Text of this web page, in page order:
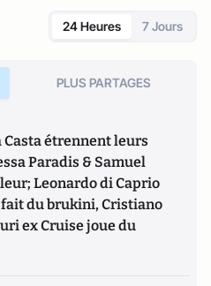
24 Heures 7 Jours
PLUS PARTAGES
étrennent leurs
Paradis & Samuel
Leonardo di Caprio
du brukini, Cristiano
ex Cruise joue du